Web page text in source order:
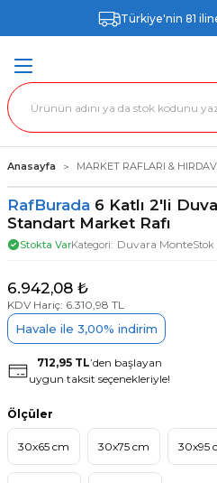
Türkiye'nin 81
Anasayfa MARKET RAFLARI &
RafBurada 6 Katlı 2'li
Standart Market Rafı
Stokta VarKategori Duvara MonteStok
6.942,08 ₺
KDV Hariç: 6.310,98 TL
Havale ile 3,00% indirim
712,95 TL’den başlayan
uygun taksit seçenekleriyle!
Ölçüler
30x65 cm 30x75 cm 30x95